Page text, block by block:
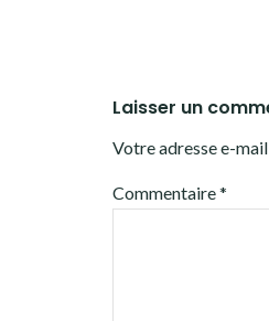
Laisser un
Votre adresse e-
Commentaire*